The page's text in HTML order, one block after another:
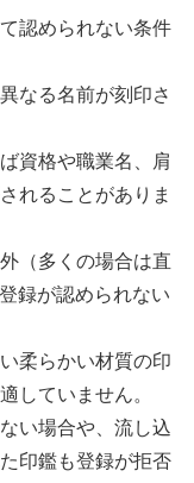
認められない条件
なる名前が刻印さ
資格や職業名、肩
れることがありま
（多くの場合は直
録が認められない
柔らかい材質の印
していません。
い場合や、流し込
印鑑も登録が拒否